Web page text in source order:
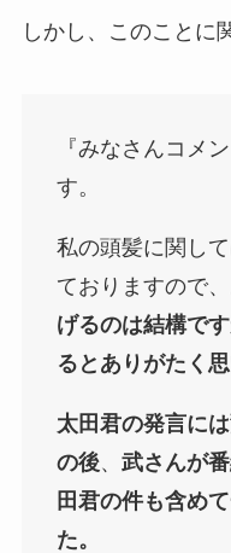
しかし、このことに
『みなさんコメ
す。
私の頭髪に関し
ておりますので
げるのは結構で
るとありがたく思
太田君の発言に
の後、 武さんが
田君の件も含め
た。